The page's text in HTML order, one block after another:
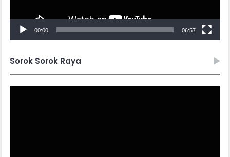
00:00 06:57
Sorok Sorok Raya